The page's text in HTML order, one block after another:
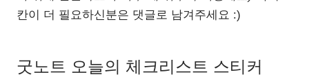
칸이 더 필요하신분은 댓글로 남겨주세요 :)
굿노트 오늘의 체크리스트 스티커